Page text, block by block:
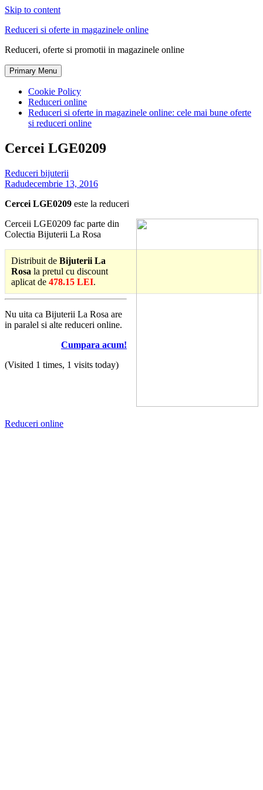
Skip to content
Reduceri si oferte in magazinele online
Reduceri, oferte si promotii in magazinele online
Primary Menu
Cookie Policy
Reduceri online
Reduceri si oferte in magazinele online: cele mai bune oferte
si reduceri online
Cercei LGE0209
Reduceri bijuterii
Radudecembrie 13, 2016
Cercei LGE0209 este la reduceri
Cerceii LGE0209 fac parte din
Colectia Bijuterii La Rosa
Distribuit de Bijuterii La
Rosa la pretul cu discount
aplicat de 478.15 LEI.
Nu uita ca Bijuterii La Rosa are
in paralel si alte reduceri online.
Cumpara acum!
(Visited 1 times, 1 visits today)
Reduceri online